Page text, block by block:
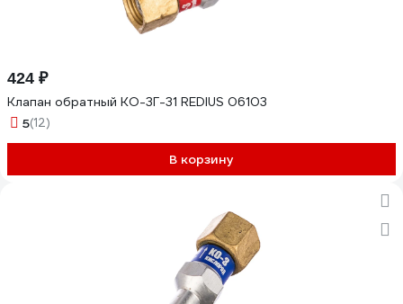
424 ₽
Клапан обратный КО-3Г-31 REDIUS 06103
5(12)
В корзину